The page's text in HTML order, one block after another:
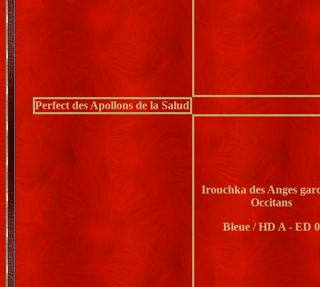
Perfect des Apollons de la Salud
Irouchka des Anges
Occitans
Bleue / HD A - ED 0